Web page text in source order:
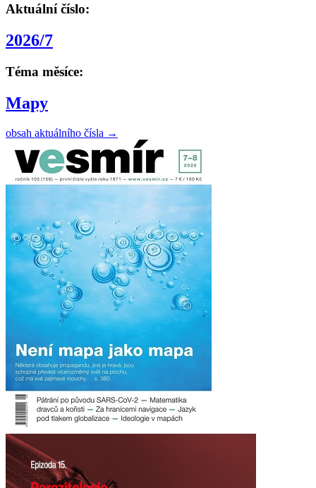
Aktuální číslo:
2026/7
Téma měsíce:
Mapy
obsah aktuálního čísla →